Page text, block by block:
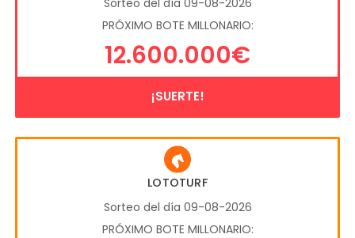
PRÓXIMO BOTE MILLONARIO:
12.600.000€
¡SUERTE!
LOTOTURF
Sorteo del día 09-08-2026
PRÓXIMO BOTE MILLONARIO: